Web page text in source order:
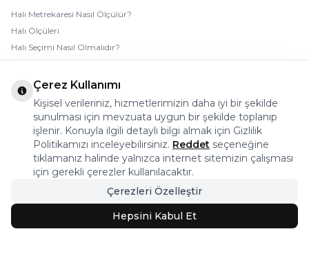
Halı Metrekaresi Nasıl Ölçülür?
Halı Ölçüleri
Halı Seçimi Nasıl Olmalıdır?
Halı Rengi Nasıl Seçilir?
Halı Temizliği Nasıl Yapılır?
Bebek Halı Temizliği Nasıl Yapılır?
7 Adımda Halı Lekesi Çıkarma
Halı Kaydırmaz Ped Nasıl Kullanılır?
© 2026 Halı Stores Her Hakkı Saklıdır, Kopyalanamaz.
Bu firma ETBİS’e kayıtlıdır.
Çerez Kullanımı
Kişisel verileriniz, hizmetlerimizin daha iyi bir şekilde
sunulması için mevzuata uygun bir şekilde toplanıp
işlenir. Konuyla ilgili detaylı bilgi almak için Gizlilik
Politikamızı inceleyebilirsiniz. Reddet seçeneğine
tıklamanız halinde yalnızca internet sitemizin çalışması
için gerekli çerezler kullanılacaktır.
Çerezleri Özelleştir
Hepsini Kabul Et